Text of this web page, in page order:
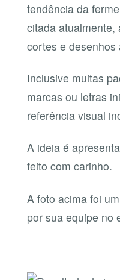
tendência da
citada atualmente,
cortes e
Inclusive muitas
marcas ou letras
referência visual
A ideia é
feito com carinho.
A foto acima foi
por sua equipe no